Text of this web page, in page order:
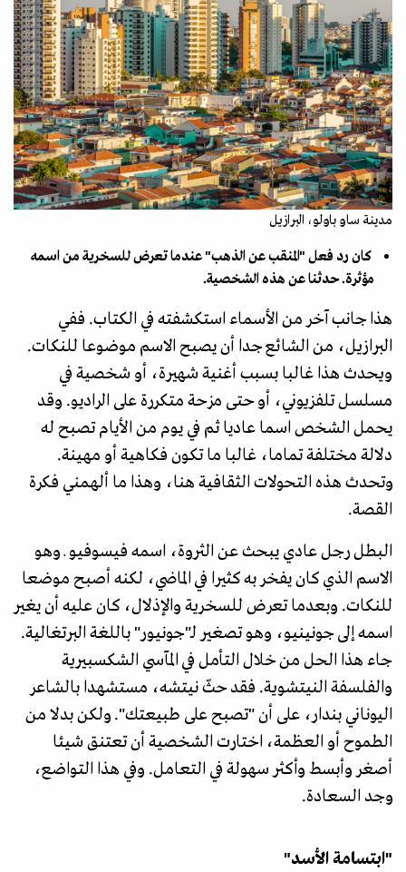
مدينة ساو باولو، البرازيل
كان رد فعل "المنقب عن الذهب" عندما تعرض للسخرية من اسمه
مؤثرة. حدثنا عن هذه الشخصية.
هذا جانب آخر من الأسماء استكشفته في الكتاب. ففي
البرازيل، من الشائع جدا أن يصبح الاسم موضوعا للنكات.
ويحدث هذا غالبا بسبب أغنية شهيرة، أو شخصية في
مسلسل تلفزيوني، أو حتى مزحة متكررة على الراديو. وقد
يحمل الشخص اسما عاديا ثم في يوم من الأيام تصبح له
دلالة مختلفة تماما، غالبا ما تكون فكاهية أو مهينة.
وتحدث هذه التحولات الثقافية هنا، وهذا ما ألهمني فكرة
القصة.
البطل رجل عادي يبحث عن الثروة، اسمه فيسوفيو ـ وهو
الاسم الذي كان يفخر به كثيرا في الماضي، لكنه أصبح موضعا
للنكات. وبعدما تعرض للسخرية والإذلال، كان عليه أن يغير
اسمه إلى جونينيو، وهو تصغير لـ"جونيور" باللغة البرتغالية.
جاء هذا الحل من خلال التأمل في المآسي الشكسبيرية
والفلسفة النيتشوية. فقد حثّ نيتشه، مستشهدا بالشاعر
اليوناني بندار، على أن "تصبح على طبيعتك". ولكن بدلا من
الطموح أو العظمة، اختارت الشخصية أن تعتنق شيئا
أصغر وأبسط وأكثر سهولة في التعامل. وفي هذا التواضع،
وجد السعادة.
"ابتسامة الأسد"